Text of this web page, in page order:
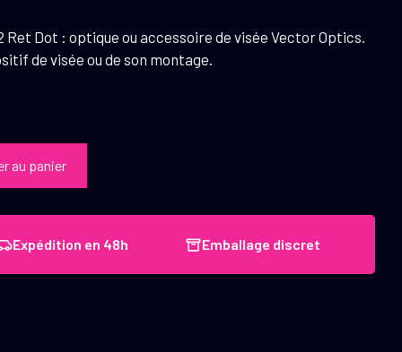
Ret Dot : optique ou accessoire de visée Vector Optics.
de visée ou de son montage.
au panier
Expédition en 48h Emballage discret